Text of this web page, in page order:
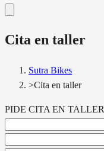
Cita en taller
Sutra Bikes
>Cita en taller
PIDE CITA EN TALLER